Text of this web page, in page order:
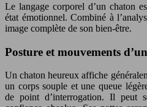
Le langage corporel d’un chaton
état émotionnel. Combiné à
image complète de son bien-être.
Posture et mouvements
Un chaton heureux affiche
un corps souple et une queue
de point d’interrogation. Il peut